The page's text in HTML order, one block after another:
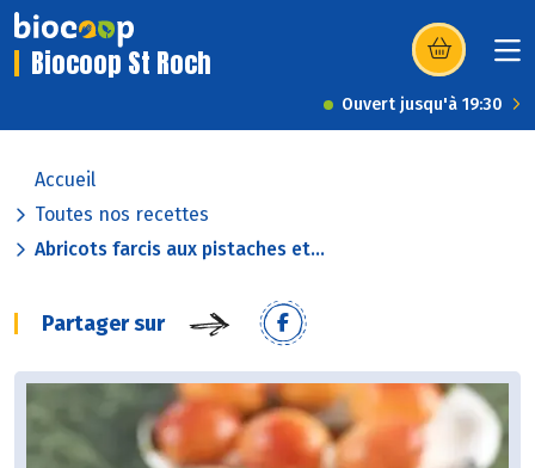
Biocoop St Roch (s’ouvre dans
Ouvert jusqu'à 19:30
Accueil
Toutes nos recettes
Abricots farcis aux pistaches et...
Partager sur